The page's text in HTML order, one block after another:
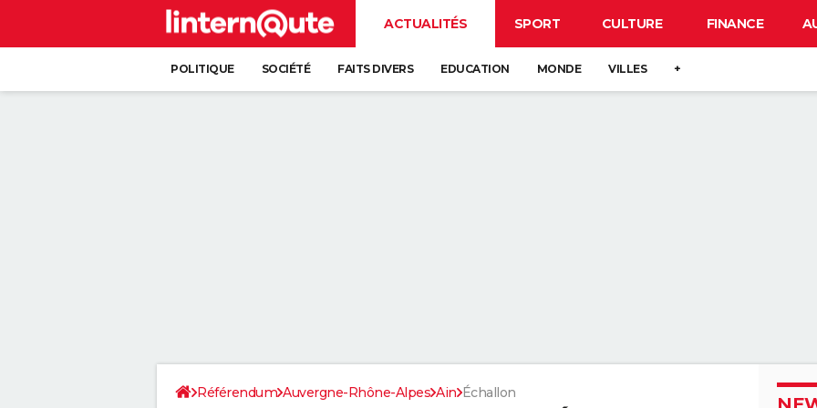
ACTUALITÉS SPORT CULTURE FINANCE
POLITIQUE SOCIÉTÉ FAITS DIVERS EDUCATION MONDE VILLES +
Référendum Auvergne-Rhône-Alpes Ain Échallon